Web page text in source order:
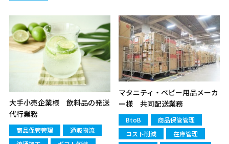
大手小売企業様 飲料品の発送
代行業務
商品保管管理
通販物流
マタニティ・ベビー用品メーカ
ー様 共同配送業務
BtoB
商品保管管理
コスト削減
在庫管理